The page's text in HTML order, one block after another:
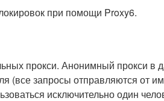
при помощи Proxy6.
прокси. Анонимный прокси в
(все запросы отправляются от
исключительно один